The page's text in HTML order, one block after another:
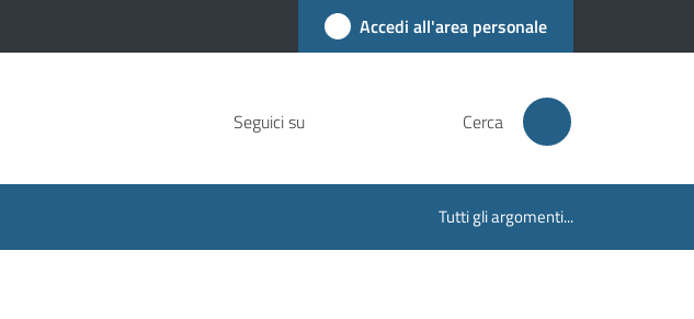
Accedi all'area personale
Seguici su Cerca
Tutti gli argomenti...